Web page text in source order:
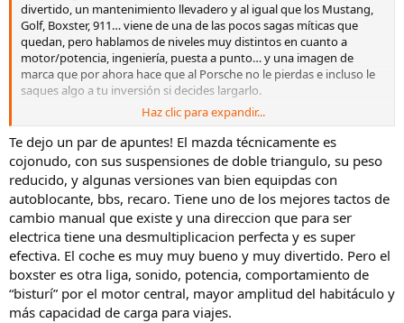
divertido, un mantenimiento llevadero y al igual que los Mustang,
Golf, Boxster, 911… viene de una de las pocos sagas míticas que
quedan, pero hablamos de niveles muy distintos en cuanto a
motor/potencia, ingeniería, puesta a punto… y una imagen de
marca que por ahora hace que al Porsche no le pierdas e incluso le
saques algo a tu inversión si decides largarlo.
Pudiendo pagarlo y hacer frente al mayor gasto que suponen
mantenimiento y posibles averías, Boxster sin dudarlo.
Haz clic para expandir...
Te dejo un par de apuntes! El mazda técnicamente es
cojonudo, con sus suspensiones de doble triangulo, su peso
reducido, y algunas versiones van bien equipdas con
autoblocante, bbs, recaro. Tiene uno de los mejores tactos de
cambio manual que existe y una direccion que para ser
electrica tiene una desmultiplicacion perfecta y es super
efectiva. El coche es muy muy bueno y muy divertido. Pero el
boxster es otra liga, sonido, potencia, comportamiento de
“bisturí” por el motor central, mayor amplitud del habitáculo y
más capacidad de carga para viajes.